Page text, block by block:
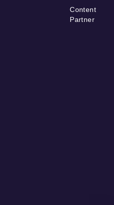
Content
Partner